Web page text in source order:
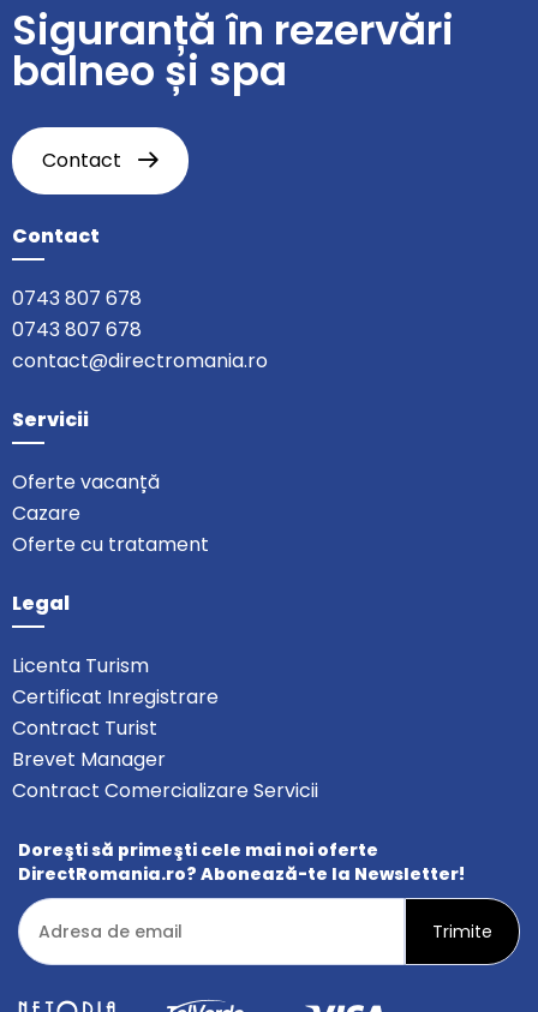
Siguranță în rezervări
balneo și spa
Contact
Contact
0743 807 678
0743 807 678
contact@directromania.ro
Servicii
Oferte vacanță
Cazare
Oferte cu tratament
Legal
Licenta Turism
Certificat Inregistrare
Contract Turist
Brevet Manager
Contract Comercializare Servicii
Doreşti să primeşti cele mai noi oferte
DirectRomania.ro? Abonează-te la Newsletter!